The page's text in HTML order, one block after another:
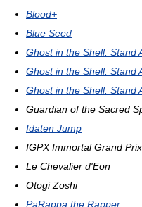
Blood+
Blue Seed
Ghost in the Shell: Stand
Ghost in the Shell: Stand
Ghost in the Shell: Stand
Guardian of the Sacred
Idaten Jump
IGPX Immortal Grand Prix
Le Chevalier d'Eon
Otogi Zoshi
PaRappa the Rapper